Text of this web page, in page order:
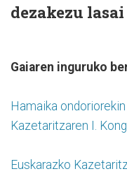
dezakezu
Gaiaren inguruko
Hamaika
Kazetaritzaren I.
Euskarazko